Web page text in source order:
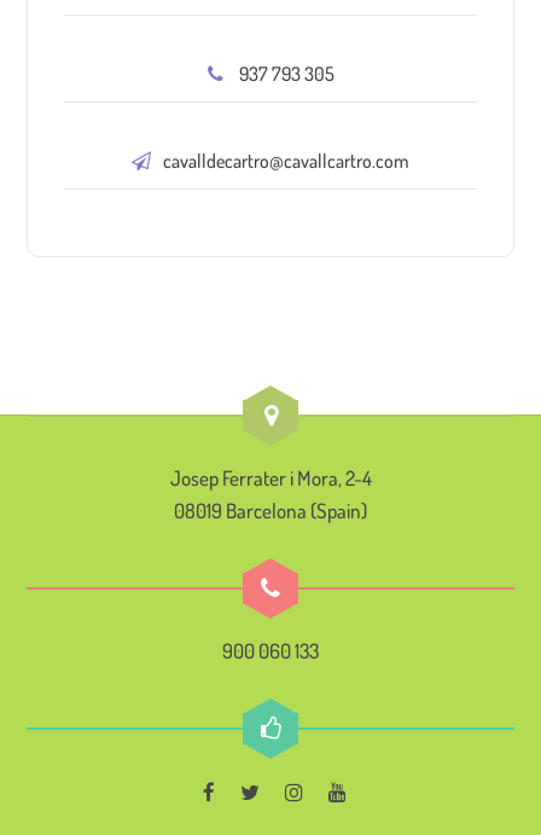
937 793 305
cavalldecartro@cavallcartro.com
Josep Ferrater i Mora, 2-4
08019 Barcelona (Spain)
900 060 133